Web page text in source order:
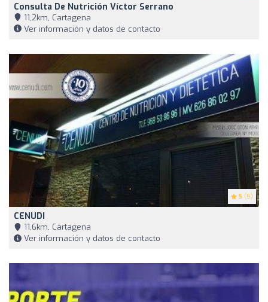
Consulta De Nutrición Víctor Serrano
11,2km, Cartagena
Ver información y datos de contacto
5 (5)
CENUDI
11,6km, Cartagena
Ver información y datos de contacto